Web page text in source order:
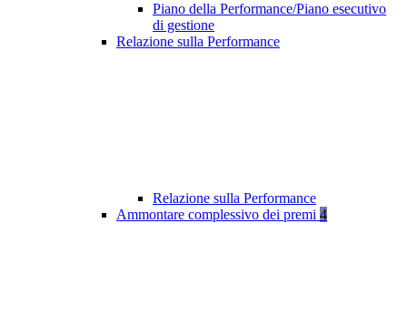
Piano della Performance/Piano esecutivo
di gestione
Relazione sulla Performance
Relazione sulla Performance
Ammontare complessivo dei premi 4